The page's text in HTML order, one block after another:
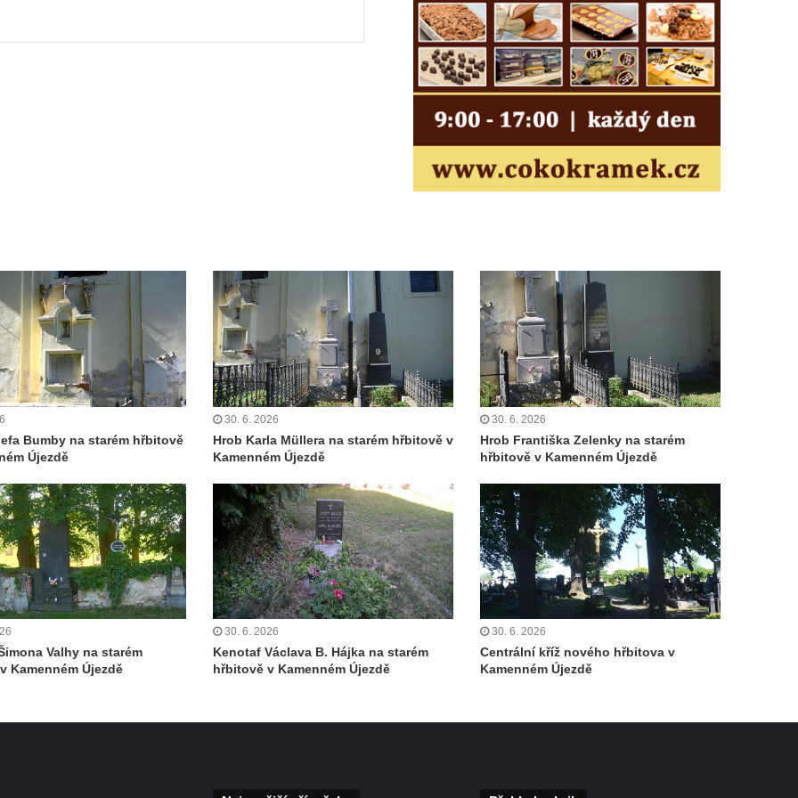
Bumby na starém hřbitově
Újezdě
30. 6. 2026
Hrob Karla Müllera na starém hřbitově v
Kamenném Újezdě
30. 6. 2026
Hrob Františka Zelenky na starém
hřbitově v Kamenném Újezdě
Valhy na starém
Kamenném Újezdě
30. 6. 2026
Kenotaf Václava B. Hájka na starém
hřbitově v Kamenném Újezdě
30. 6. 2026
Centrální kříž nového hřbitova v
Kamenném Újezdě